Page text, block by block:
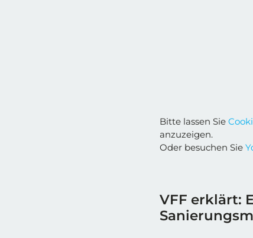
Bitte lassen Sie
anzuzeigen.
Oder besuchen Sie
VFF erklärt: